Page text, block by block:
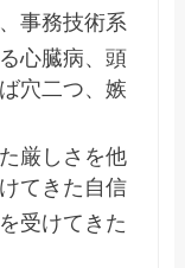
事務技術系
心臓病、頭
穴二つ、嫉
厳しさを他
てきた自信
受けてきた